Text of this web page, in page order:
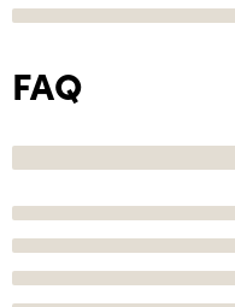
FAQ